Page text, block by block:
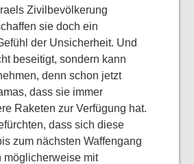
Zivilbevölkerung
sie doch ein
der Unsicherheit. Und
beseitigt, sondern kann
denn schon jetzt
dass sie immer
Raketen zur Verfügung hat.
dass sich diese
zum nächsten Waffengang
möglicherweise mit